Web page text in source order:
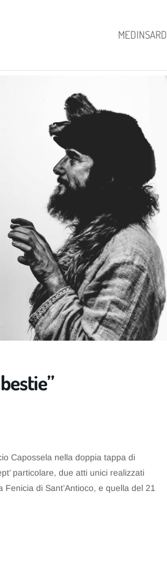
MEDINSARD
Capossela nella doppia tappa di
particolare, due atti unici realizzati
di Sant’Antioco, e quella del 21